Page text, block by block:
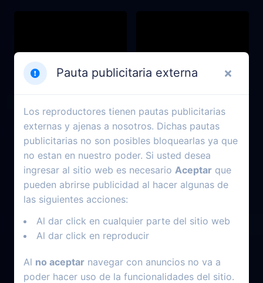
2024
Rebel Ridge
2025
Chico Bento e a Goiabeira
Pauta publicitaria externa
Los reproductores tienen pautas publicitarias
externas y ajenas a nosotros. Dichas pautas
publicitarias no son posibles bloquearlas ya que
no estan en nuestro poder. Si usted desea
ingresar al sitio web es necesario Aceptar que
pueden abrirse publicidad al hacer algunas de
las siguientes acciones:
Al dar click en cualquier parte del sitio web
Al dar click en reproducir
Al no aceptar navegar con anuncios no va a
poder hacer uso de la funcionalidades del sitio.